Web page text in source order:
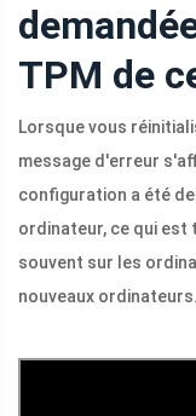
TPM de
Lorsque vous
message d'erreur
configuration a été
ordinateur, ce qui
souvent sur les
nouveaux ordinateurs.